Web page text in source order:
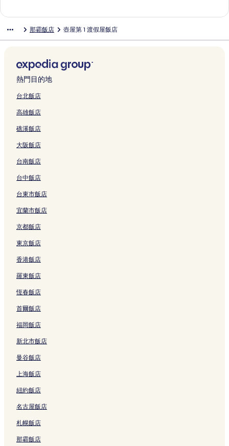
連
結
o
的
連
結
連
結
y
a
的
連
結
結
結
的
i
結
m
a
i
G
u
e
t
o
u
s
e
n
k
i
n
a
w
a
連
s
t
a
n
d
o
s
p
r
i
g
o
t
e
l
的
連
K
u
s
a
i
o
i
的
連
結
i
s
h
i
E
i
a
e
的
連
連
結
x
h
a
T
o
a
i
k
o
的
結
a
S
t
a
y
a
a
的
連
結
i
w
a
N
a
a
連
結
h
r
o
k
u
k
m
a
e
的
結
N
a
的
連
結
i
w
a
N
a
a
y
H
o
s
i
o
R
e
s
o
r
s
連
結
S
A
H
A
的
結
那霸飯店 壺屋第 1 渡假屋飯店
熱門目的地
台北飯店
高雄飯店
礁溪飯店
大阪飯店
台南飯店
台中飯店
台東市飯店
宜蘭市飯店
京都飯店
東京飯店
香港飯店
羅東飯店
恆春飯店
首爾飯店
福岡飯店
新北市飯店
曼谷飯店
上海飯店
紐約飯店
名古屋飯店
札幌飯店
那霸飯店